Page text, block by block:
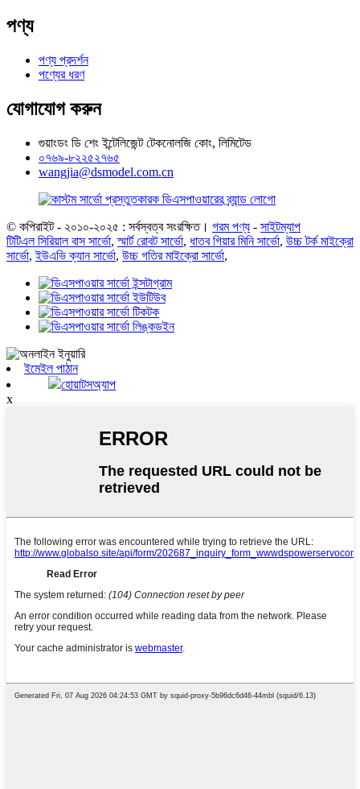
পণ্য
পণ্য প্রদর্শন
পণ্যের ধরণ
যোগাযোগ করুন
গুয়াংডং ডি শেং ইন্টেলিজেন্ট টেকনোলজি কোং, লিমিটেড
০৭৬৯-৮২২৫২৭৬৫
wangjia@dsmodel.com.cn
© কপিরাইট - ২০১০-২০২৫ : সর্বস্বত্ব সংরক্ষিত। গরম পণ্য - সাইটম্যাপ
টিটিএল সিরিয়াল বাস সার্ভো,স্মার্ট রোবট সার্ভো, ধাতব গিয়ার মিনি সার্ভো, উচ্চ টর্ক মাইক্রো
সার্ভো,ইউএভি ক্যান সার্ভো, উচ্চ গতির মাইক্রো সার্ভো,
ইমেইল পাঠান
হোয়াটসঅ্যাপ
x